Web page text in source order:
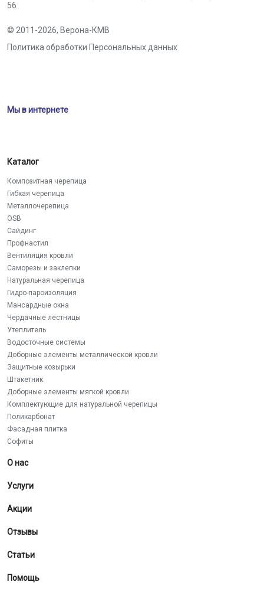
56
© 2011-2026, Верона-КМВ
Политика обработки Персональных данных
Мы в интернете
Каталог
Композитная черепица
Гибкая черепица
Металлочерепица
OSB
Сайдинг
Профнастил
Вентиляция кровли
Саморезы и заклепки
Натуральная черепица
Гидро-пароизоляция
Мансардные окна
Чердачные лестницы
Утеплитель
Водосточные системы
Доборные элементы металлической кровли
Защитные козырьки
Штакетник
Доборные элементы мягкой кровли
Комплектующие для натуральной черепицы
Поликарбонат
Фасадная плитка
Софиты
О нас
Услуги
Акции
Отзывы
Статьи
Помощь